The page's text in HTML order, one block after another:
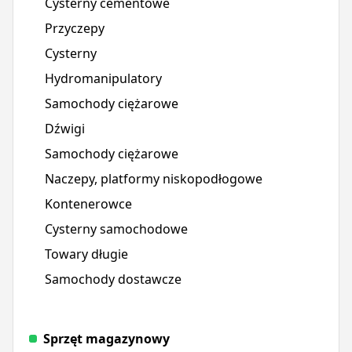
Przyczepy
Cysterny
Hydromanipulatory
Samochody ciężarowe
Dźwigi
Samochody ciężarowe
Naczepy, platformy niskopodłogowe
Kontenerowce
Cysterny samochodowe
Towary długie
Samochody dostawcze
Sprzęt magazynowy